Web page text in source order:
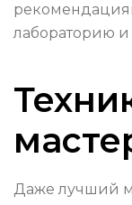
лабораторию и
Даже лучший